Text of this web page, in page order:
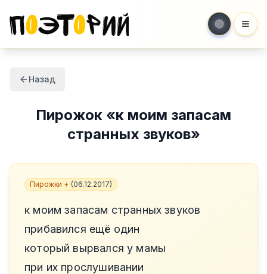
Назад
Пирожок «к моим запасам
странных звуков»
Пирожки + (06.12.2017)
к моим запасам странных звуков
прибавился ещё один
который вырвался у мамы
при их прослушивании